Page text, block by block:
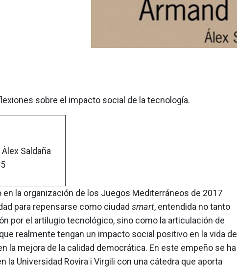
sobre el impacto social de la tecnología.
Saldaña
en la organización de los Juegos Mediterráneos de 2017
para repensarse como ciudad smart, entendida no tanto
por el artilugio tecnológico, sino como la articulación de
realmente tengan un impacto social positivo en la vida de
la mejora de la calidad democrática. En este empeño se ha
la Universidad Rovira i Virgili con una cátedra que aporta